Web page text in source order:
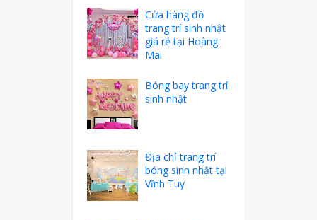
Cửa hàng đồ
trang trí sinh nhật
giá rẻ tại Hoàng
Mai
Bóng bay trang trí
sinh nhật
Địa chỉ trang trí
bóng sinh nhật tại
Vĩnh Tuy